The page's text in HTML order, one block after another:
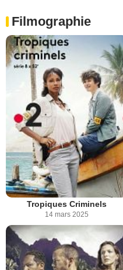
Filmographie
Tropiques Criminels
14 mars 2025